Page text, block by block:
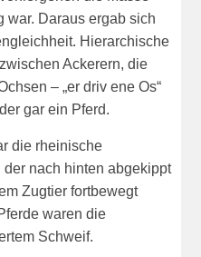
war. Daraus ergab sich
Hierarchische
Ackerern, die
– „er driv ene Os“
gar ein Pferd.
die rheinische
nach hinten abgekippt
Zugtier fortbewegt
waren die
Schweif.